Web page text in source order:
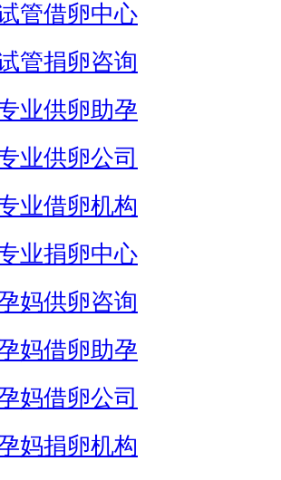
管借卵中心
管捐卵咨询
业供卵助孕
业供卵公司
业借卵机构
业捐卵中心
妈供卵咨询
妈借卵助孕
妈借卵公司
妈捐卵机构